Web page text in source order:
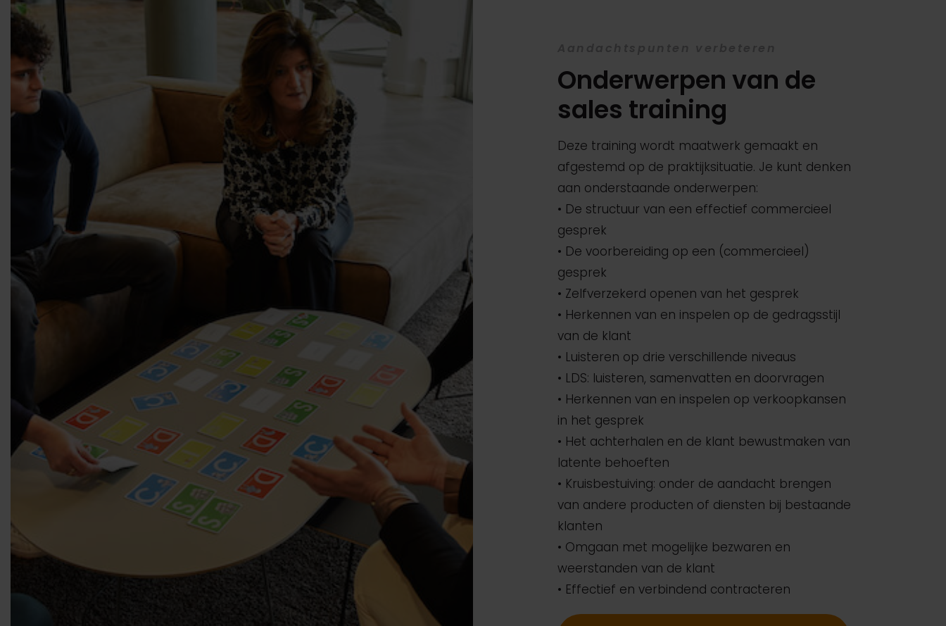
Onderwerpen van de
sales training
Deze training wordt maatwerk gemaakt en
afgestemd op de praktijksituatie. Je kunt denken
aan onderstaande onderwerpen:
• De structuur van een effectief commercieel
gesprek
• De voorbereiding op een (commercieel)
gesprek
• Zelfverzekerd openen van het gesprek
• Herkennen van en inspelen op de gedragsstijl
van de klant
• Luisteren op drie verschillende niveaus
• LDS: luisteren, samenvatten en doorvragen
• Herkennen van en inspelen op verkoopkansen
in het gesprek
• Het achterhalen en de klant bewustmaken van
latente behoeften
• Kruisbestuiving: onder de aandacht brengen
van andere producten of diensten bij bestaande
klanten
• Omgaan met mogelijke bezwaren en
weerstanden van de klant
• Effectief en verbindend contracteren